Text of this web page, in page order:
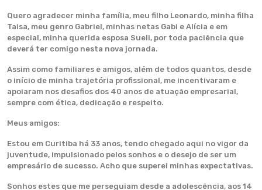
Quero agradecer minha família, meu filho Leonardo, minha filha
Taisa, meu genro Gabriel, minhas netas Gabi e Alícia e em
especial, minha querida esposa Sueli, por toda paciência que
deverá ter comigo nesta nova jornada.
Assim como familiares e amigos, além de todos quantos, desde
o início de minha trajetória profissional, me incentivaram e
apoiaram nos desafios dos 40 anos de atuação empresarial,
sempre com ética, dedicação e respeito.
Meus amigos:
Estou em Curitiba há 33 anos, tendo chegado aqui no vigor da
juventude, impulsionado pelos sonhos e o desejo de ser um
empresário de sucesso. Acho que superei minhas expectativas.
Sonhos estes que me perseguiam desde a adolescência, aos 14